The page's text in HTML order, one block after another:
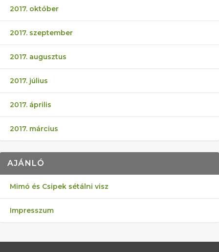
2017. október
2017. szeptember
2017. augusztus
2017. július
2017. április
2017. március
AJÁNLÓ
Mimó és Csipek sétálni visz
Impresszum